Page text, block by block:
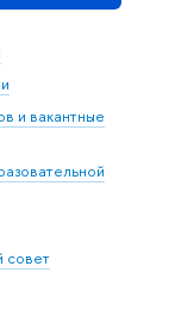
и вакантные
совет